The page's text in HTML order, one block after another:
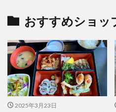
おすすめショッ
2025年3月23日